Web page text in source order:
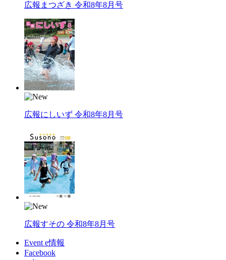
広報まつざき 令和8年8月号
広報にしいず 令和8年8月号
広報すその 令和8年8月号
Event e情報
Facebook